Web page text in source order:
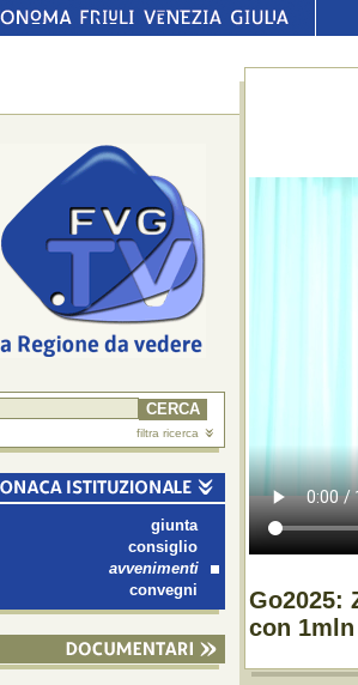
filtra ricerca
giunta
consiglio
avvenimenti
convegni
Go2025:
con